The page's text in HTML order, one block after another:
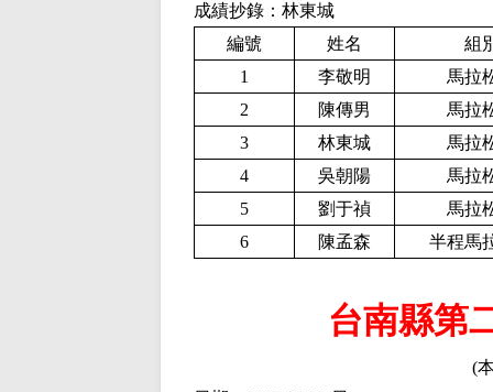
成績抄錄：林東城
編號
姓名
組
1
李敬明
馬拉
2
陳傳男
馬拉
3
林東城
馬拉
4
吳朝陽
馬拉
5
劉于禎
馬拉
6
陳孟森 半程馬
台南縣第
(